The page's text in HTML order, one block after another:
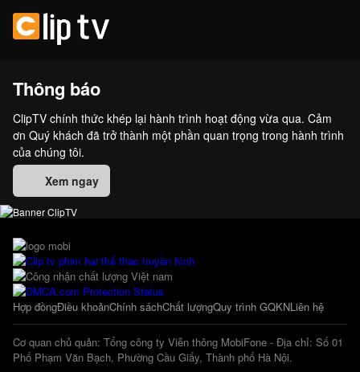
Thông báo
ClipTV chính thức khép lại hành trình hoạt động vừa qua. Cảm
ơn Quý khách đã trở thành một phần quan trọng trong hành trình
của chúng tôi.
Xem ngay
Hợp đồngĐiều khoảnChính sáchChất lượngQuy trình GQKNLiên hệ
Cơ quan chủ quản: Tổng công ty Viễn thông MobiFone - Địa chỉ: Số 01
Phố Phạm Văn Bạch, Phường Cầu Giấy, Thành phố Hà Nội.